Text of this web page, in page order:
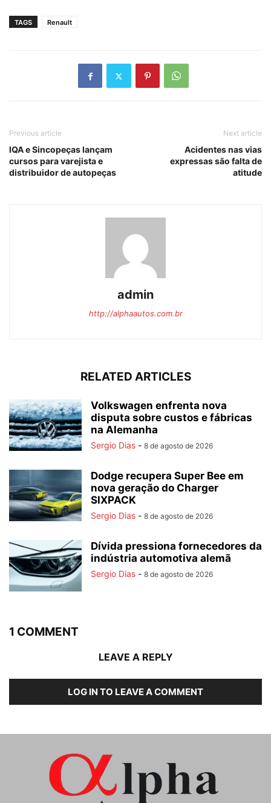
TAGS Renault
Previous article
IQA e Sincopeças lançam
cursos para varejista e
distribuidor de autopeças
Next article
Acidentes nas vias
expressas são falta de
atitude
admin
http://alphaautos.com.br
RELATED ARTICLES
Volkswagen enfrenta nova
disputa sobre custos e fábricas
na Alemanha
Sergio Dias - 8 de agosto de 2026
Dodge recupera Super Bee em
nova geração do Charger
SIXPACK
Sergio Dias - 8 de agosto de 2026
Dívida pressiona fornecedores da
indústria automotiva alemã
Sergio Dias - 8 de agosto de 2026
1 COMMENT
LEAVE A REPLY
LOG IN TO LEAVE A COMMENT